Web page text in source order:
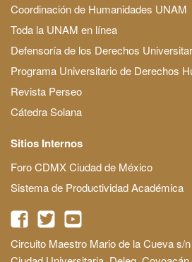
Coordinación de Humanidades UNAM
Toda la UNAM en línea
Defensoría de los Derechos
Programa Universitario de Derechos
Revista Perseo
Cátedra Solana
Sitios Internos
Foro CDMX Ciudad de México
Sistema de Productividad Académica
Circuito Maestro Mario de la Cueva s/n